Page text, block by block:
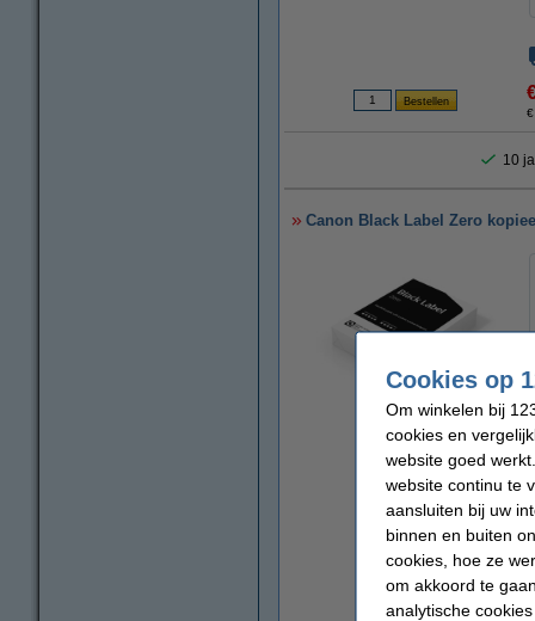
10
Canon Black Label Zero
vergroten
Cookies op
Om winkelen bij
cookies en
website goed
website continu te
aansluiten bij uw
binnen en buiten
cookies, hoe ze
om akkoord te
analytische